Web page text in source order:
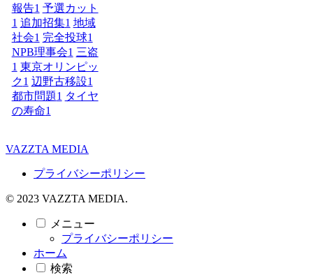
報告1 予選カット
1 追加招集1 地域
社会1 完全投球1
NPB理事会1 三盗
1 東京オリンピッ
ク1 辺野古移設1
都市問題1 タイヤ
の寿命1
VAZZTA MEDIA
プライバシーポリシー
© 2023 VAZZTA MEDIA.
メニュー
プライバシーポリシー
ホーム
検索